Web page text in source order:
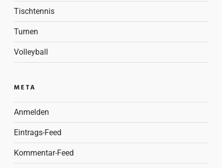
Tischtennis
Turnen
Volleyball
META
Anmelden
Eintrags-Feed
Kommentar-Feed